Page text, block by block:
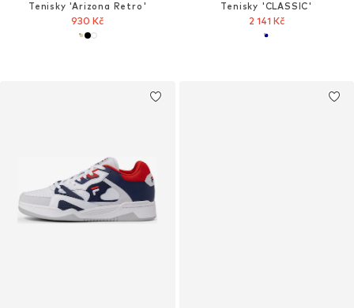
Tenisky 'Arizona Retro'
930 Kč
Tenisky 'CLASSIC'
2 141 Kč